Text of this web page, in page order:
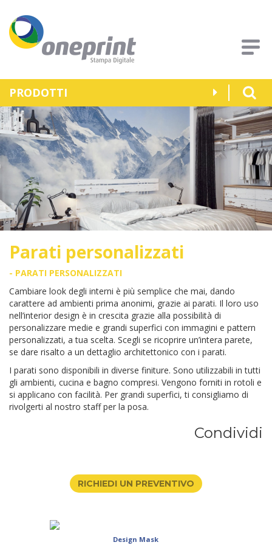
PRODOTTI
Parati personalizzati
- PARATI PERSONALIZZATI
Cambiare look degli interni è più semplice che mai, dando
carattere ad ambienti prima anonimi, grazie ai parati. Il loro uso
nell’interior design è in crescita grazie alla possibilità di
personalizzare medie e grandi superfici con immagini e pattern
personalizzati, a tua scelta. Scegli se ricoprire un’intera parete,
se dare risalto a un dettaglio architettonico con i parati.
I parati sono disponibili in diverse finiture. Sono utilizzabili in tutti
gli ambienti, cucina e bagno compresi. Vengono forniti in rotoli e
si applicano con facilità. Per grandi superfici, ti consigliamo di
rivolgerti al nostro staff per la posa.
Condividi
RICHIEDI UN PREVENTIVO
Design Mask